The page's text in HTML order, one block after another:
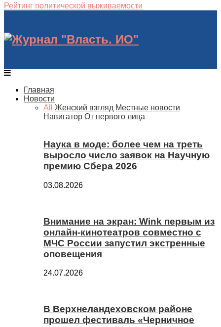
Рейтинг политической выживаемости
Главная
Новости
All
Женский взгляд Местные новости
Навигатор От первого лица
Наука в моде: более чем на треть
выросло число заявок на Научную
премию Сбера 2026
03.08.2026
Внимание на экран: Wink первым из
онлайн-кинотеатров совместно с
МЧС России запустил экстренные
оповещения
24.07.2026
В Верхнеландеховском районе
прошел фестиваль «Черничное